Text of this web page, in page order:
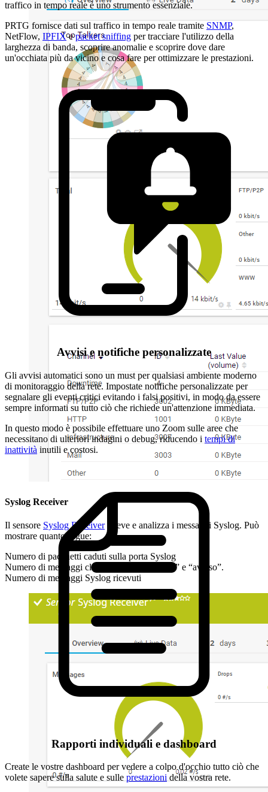
Syslog Receiver
Il sensore Syslog Receiverriceve e analizza i messaggi Syslog. Può
mostrare quanto segue:
Numero di pacchetti caduti sulla porta Syslog
Numero di messaggi classificati come “errore” e “avviso”.
Numero di messaggi Syslog ricevuti
traffico in tempo reale è uno strumento essenziale.
PRTG fornisce dati sul traffico in tempo reale tramite SNMP,
NetFlow, IPFIXepacket sniffing per tracciare l'utilizzo della
larghezza di banda, scoprire anomalie e scoprire dove dare
un'occhiata più da vicino e cosa fare per ottimizzare le prestazioni.
Avvisi e notifiche personalizzate
Gli avvisi automatici sono un must per qualsiasi ambiente moderno
di monitoraggio della rete. Impostate notifiche personalizzate per
segnalare gli eventi critici evitando i falsi positivi, in modo da essere
sempre informati su tutto ciò che richiede un'attenzione immediata.
In questo modo è possibile effettuare uno Zoom sulle aree che
necessitano di ulteriori indagini o debug, riducendo i tempi di
inattività inutili e costosi.
Rapporti individuali e dashboard
Create le vostre dashboard per vedere a colpo d'occhio tutto ciò che
volete sapere sulla salute e sulle prestazioni della vostra rete.